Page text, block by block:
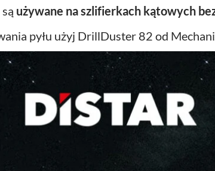
używane na szlifierkach kątowych
pyłu użyj DrillDuster 82 od